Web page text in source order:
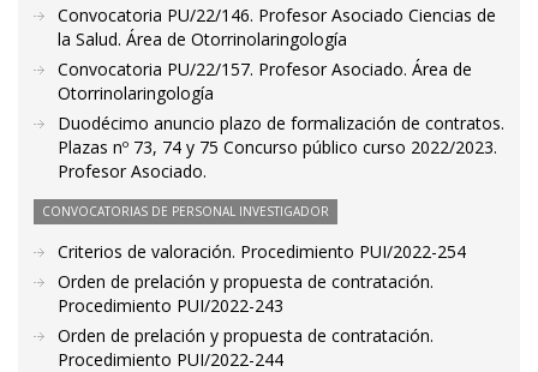
Convocatoria PU/22/146. Profesor Asociado Ciencias de
la Salud. Área de Otorrinolaringología
Convocatoria PU/22/157. Profesor Asociado. Área de
Otorrinolaringología
Duodécimo anuncio plazo de formalización de contratos.
Plazas nº 73, 74 y 75 Concurso público curso 2022/2023.
Profesor Asociado.
CONVOCATORIAS DE PERSONAL INVESTIGADOR
Criterios de valoración. Procedimiento PUI/2022-254
Orden de prelación y propuesta de contratación.
Procedimiento PUI/2022-243
Orden de prelación y propuesta de contratación.
Procedimiento PUI/2022-244